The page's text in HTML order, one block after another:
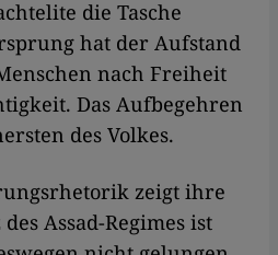
die Tasche
hat der Aufstand
nach Freiheit
Das Aufbegehren
des Volkes.
zeigt ihre
Assad-Regimes ist